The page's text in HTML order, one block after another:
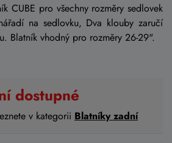
CUBE pro všechny rozměry sedlovek
na sedlovku, Dva klouby zaručí
Blatník vhodný pro rozměry 26-29".
dostupné
v kategorii Blatníky zadní